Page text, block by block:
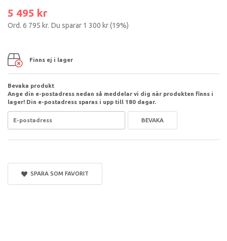
5 495 kr
Ord. 6 795 kr. Du sparar 1 300 kr(19%)
Finns ej i lager
Bevaka produkt
Ange din e-postadress nedan så meddelar vi dig när produkten finns i
lager! Din e-postadress sparas i upp till 180 dagar.
BEVAKA
SPARA SOM FAVORIT